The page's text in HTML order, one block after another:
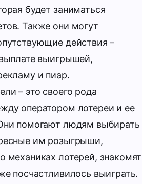
будет заниматься
Также они могут
действия –
выигрышей,
и пиар.
– это своего рода
оператором лотереи и ее
помогают людям выбирать
им розыгрыши,
механиках лотерей, знакомят
посчастливилось выиграть.